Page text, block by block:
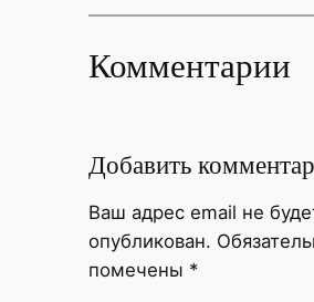
Комментарии
Добавить
Ваш адрес email не
опубликован.
помечены *